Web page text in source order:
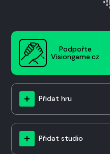
Podpořte
Visiongame.cz
Přidat hru
Přidat studio